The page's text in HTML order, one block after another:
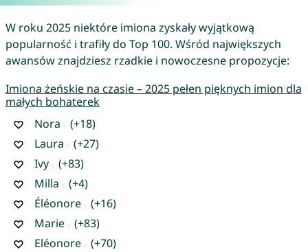
W roku 2025 niektóre imiona zyskały wyjątkową
popularność i trafiły do Top 100. Wśród największych
awansów znajdziesz rzadkie i nowoczesne propozycje:
Imiona żeńskie na czasie – 2025 pełen pięknych imion dla
małych bohaterek
Nora
(+18)
Laura
(+27)
Ivy
(+83)
Milla
(+4)
Éléonore
(+16)
Marie
(+83)
Eléonore
(+70)